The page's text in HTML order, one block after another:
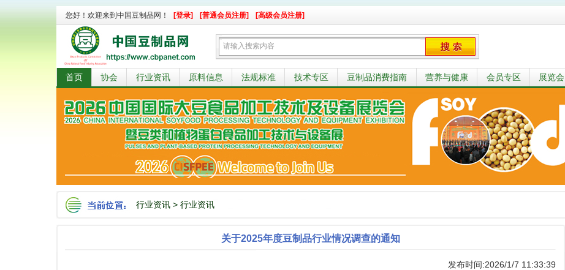
您好！欢迎来到中国豆制品网！ [登录] [普通会员注册] [高级会员注册]
首页 协会 行业资讯 原料信息 法规标准 技术专区 豆制品消费指南 营养与健康 会员专区 展览会
行业资讯 > 行业资讯
关于2025年度豆制品行业情况调查的通知
发布时间:2026/1/7 11:33:39